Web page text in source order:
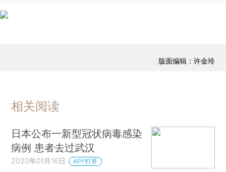
版面编辑：许金玲
相关阅读
日本公布一新型冠状病毒感染
病例 患者去过武汉
2020年01月16日 APP打开